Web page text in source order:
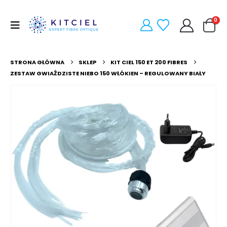
0
STRONA GŁÓWNA SKLEP
KIT CIEL 150 ET 200 FIBRES
ZESTAW GWIAŹDZISTE NIEBO 150 WŁÓKIEN – REGULOWANY BIAŁY